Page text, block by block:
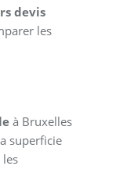
devis
les
à Bruxelles
superficie
les